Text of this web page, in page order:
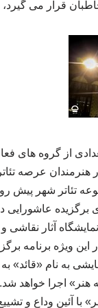
قرار می گیرد،
از گروه های
عرصه
تئاتر شهر پیش
عاشورایی
آثار
ویژه برنامه
به نام «قائد»
اجرا خواهد
آئین وداع و